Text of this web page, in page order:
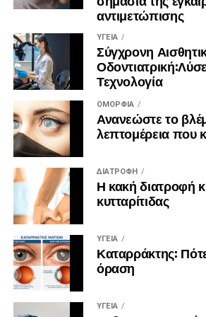
Πηγή:https://
mia-kalyteri-zoi/
αντιμετώπισης
ΥΓΕΊΑ
Σύγχρονη
Τεχνολογία
ΟΜΟΡΦΙΆ
Ανανεώστε το
λεπτομέρεια που
ΔΙΑΤΡΟΦΉ
Η κακή διατροφή
κυτταρίτιδας
ΥΓΕΊΑ
Καταρράκτης:
όραση
ΥΓΕΊΑ